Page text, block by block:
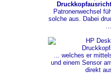
Patronenwechsel
solche aus. Dabei
...
... welches er
und einem Sensor
direkt